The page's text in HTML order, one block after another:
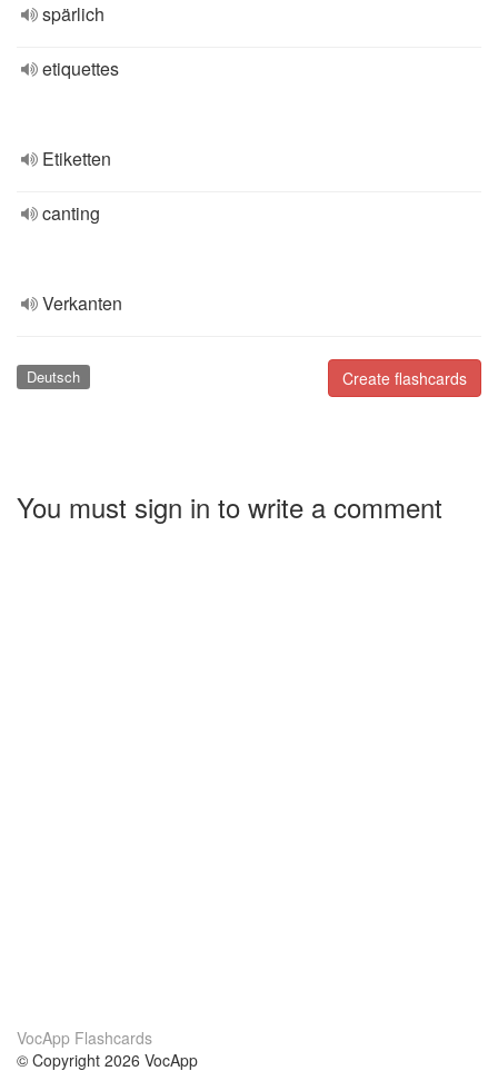
spärlich
etiquettes
Etiketten
canting
Verkanten
Create flashcards
Deutsch
You must sign in to write a comment
VocApp Flashcards
© Copyright 2026 VocApp